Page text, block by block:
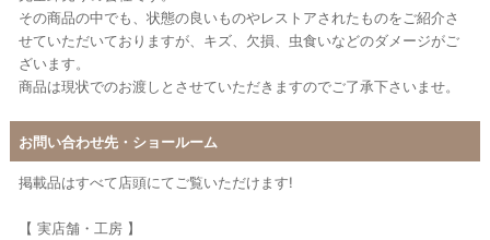
その商品の中でも、状態の良いものやレストアされたものをご紹介さ
せていただいておりますが、キズ、欠損、虫食いなどのダメージがご
ざいます。
商品は現状でのお渡しとさせていただきますのでご了承下さいませ。
お問い合わせ先・ショールーム
掲載品はすべて店頭にてご覧いただけます!
【 実店舗・工房 】